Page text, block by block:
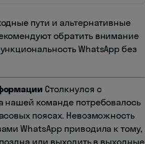
пути и альтернативные
обратить внимание
WhatsApp без
Столкнулся с
нашей команде потребовалось
поясах. Невозможность
WhatsApp приводила к тому,